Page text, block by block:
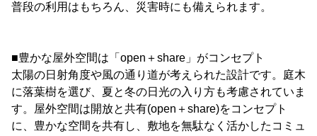
普段の利用はもちろん、災害時にも備えられます。
■豊かな屋外空間は「open＋share」がコンセプト
太陽の日射角度や風の通り道が考えられた設計です。庭木
に落葉樹を選び、夏と冬の日光の入り方も考慮されていま
す。屋外空間は開放と共有(open＋share)をコンセプト
に、豊かな空間を共有し、敷地を無駄なく活かしたコミュ